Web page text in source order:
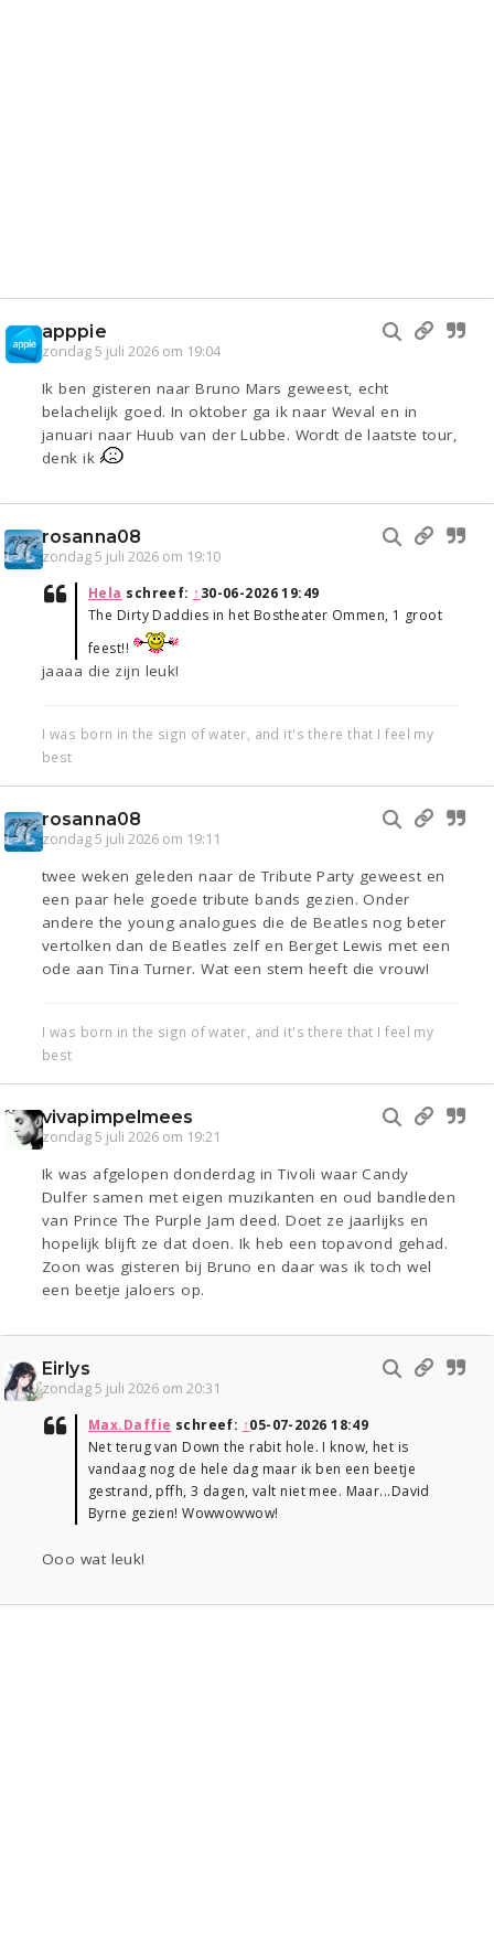
apppie
zondag 5 juli 2026 om 19:04
Ik ben gisteren naar Bruno Mars geweest, echt
belachelijk goed. In oktober ga ik naar Weval en in
januari naar Huub van der Lubbe. Wordt de laatste tour,
denk ik
rosanna08
zondag 5 juli 2026 om 19:10
Hela schreef: ↑30-06-2026 19:49
The Dirty Daddies in het Bostheater Ommen, 1 groot
feest!!
jaaaa die zijn leuk!
I was born in the sign of water, and it's there that I feel my
best
rosanna08
zondag 5 juli 2026 om 19:11
twee weken geleden naar de Tribute Party geweest en
een paar hele goede tribute bands gezien. Onder
andere the young analogues die de Beatles nog beter
vertolken dan de Beatles zelf en Berget Lewis met een
ode aan Tina Turner. Wat een stem heeft die vrouw!
I was born in the sign of water, and it's there that I feel my
best
vivapimpelmees
zondag 5 juli 2026 om 19:21
Ik was afgelopen donderdag in Tivoli waar Candy
Dulfer samen met eigen muzikanten en oud bandleden
van Prince The Purple Jam deed. Doet ze jaarlijks en
hopelijk blijft ze dat doen. Ik heb een topavond gehad.
Zoon was gisteren bij Bruno en daar was ik toch wel
een beetje jaloers op.
Eirlys
zondag 5 juli 2026 om 20:31
Max.Daffie schreef: ↑05-07-2026 18:49
Net terug van Down the rabit hole. I know, het is
vandaag nog de hele dag maar ik ben een beetje
gestrand, pffh, 3 dagen, valt niet mee. Maar...David
Byrne gezien! Wowwowwow!
Ooo wat leuk!